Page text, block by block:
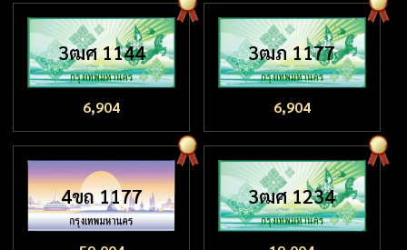
3ฒศ 1144
6,904
3ฒภ 1177
6,904
4ขถ 1177 3ฒศ 1234